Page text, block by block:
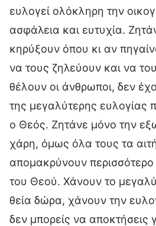
ευλογεί ολόκληρη την
ασφάλεια και ευτυχία.
κηρύξουν όπου κι αν
να τους ζηλεύουν και να
θέλουν οι άνθρωποι, δεν
της μεγαλύτερης ευλογίας
ο Θεός. Ζητάνε μόνο την
χάρη, όμως όλα τους τα
απομακρύνουν
του Θεού. Χάνουν το
θεία δώρα, χάνουν την
δεν μπορείς να